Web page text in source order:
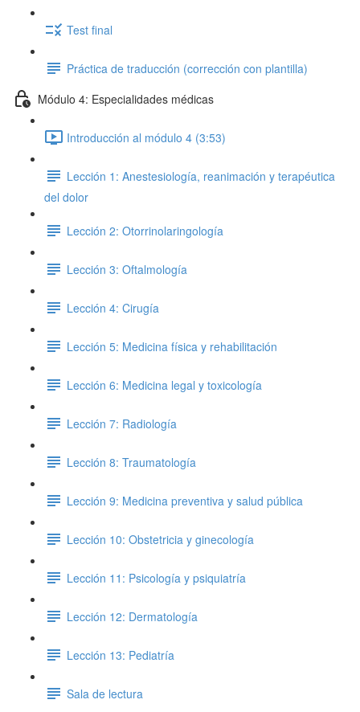
Test final
Práctica de traducción (corrección con plantilla)
Módulo 4: Especialidades médicas
Introducción al módulo 4 (3:53)
Lección 1: Anestesiología, reanimación y terapéutica
del dolor
Lección 2: Otorrinolaringología
Lección 3: Oftalmología
Lección 4: Cirugía
Lección 5: Medicina física y rehabilitación
Lección 6: Medicina legal y toxicología
Lección 7: Radiología
Lección 8: Traumatología
Lección 9: Medicina preventiva y salud pública
Lección 10: Obstetricia y ginecología
Lección 11: Psicología y psiquiatría
Lección 12: Dermatología
Lección 13: Pediatría
Sala de lectura